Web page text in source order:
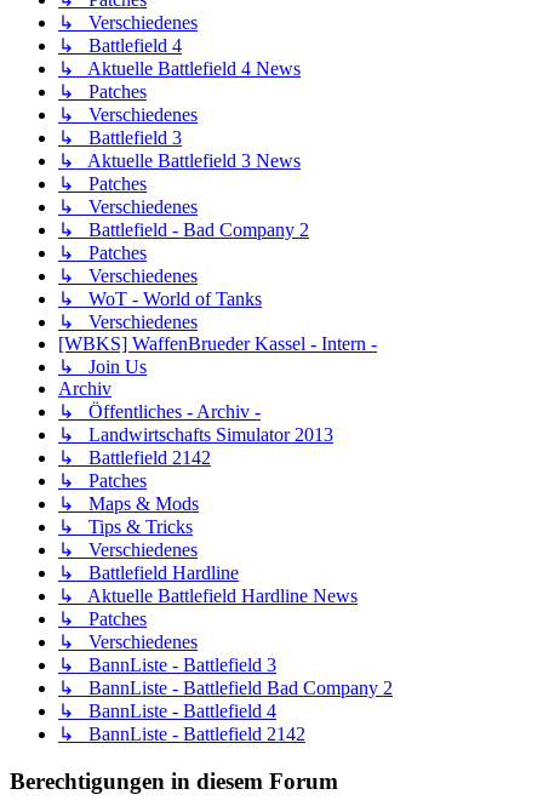
↳ Verschiedenes
↳ Battlefield 4
↳ Aktuelle Battlefield 4 News
↳ Patches
↳ Verschiedenes
↳ Battlefield 3
↳ Aktuelle Battlefield 3 News
↳ Patches
↳ Verschiedenes
↳ Battlefield - Bad Company 2
↳ Patches
↳ Verschiedenes
↳ WoT - World of Tanks
↳ Verschiedenes
[WBKS] WaffenBrueder Kassel - Intern -
↳ Join Us
Archiv
↳ Öffentliches - Archiv -
↳ Landwirtschafts Simulator 2013
↳ Battlefield 2142
↳ Patches
↳ Maps & Mods
↳ Tips & Tricks
↳ Verschiedenes
↳ Battlefield Hardline
↳ Aktuelle Battlefield Hardline News
↳ Patches
↳ Verschiedenes
↳ BannListe - Battlefield 3
↳ BannListe - Battlefield Bad Company 2
↳ BannListe - Battlefield 4
↳ BannListe - Battlefield 2142
Berechtigungen in diesem Forum